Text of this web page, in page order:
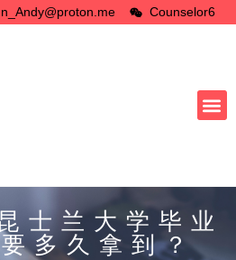
Counselor6
士兰大学毕业
多久拿到？